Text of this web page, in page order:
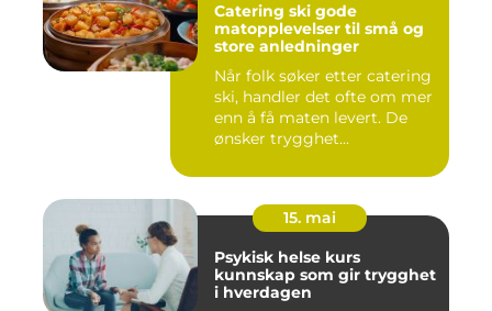
Catering ski gode
matopplevelser til små og
store anledninger
Når folk søker etter catering
ski, handler det ofte om mer
enn å få maten levert. De
ønsker trygghet...
15. mai
Psykisk helse kurs
kunnskap som gir trygghet
i hverdagen